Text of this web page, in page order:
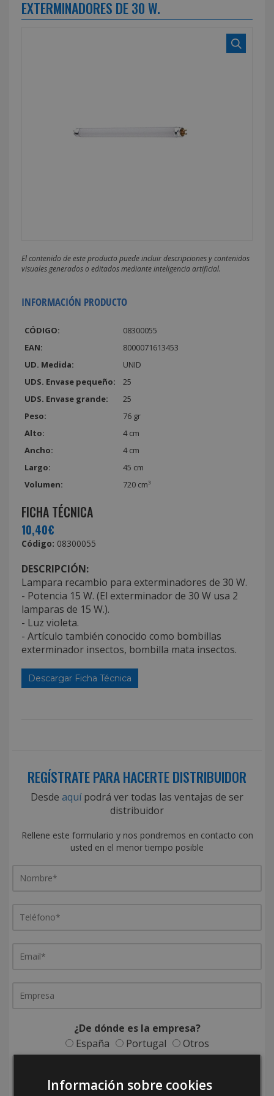
EXTERMINADORES DE 30 W.
El contenido de este producto puede incluir descripciones y contenidos
visuales generados o editados mediante inteligencia artificial.
INFORMACIÓN PRODUCTO
CÓDIGO:
08300055
EAN:
8000071613453
UD. Medida:
UNID
UDS. Envase pequeño:
25
UDS. Envase grande:
25
Peso:
76 gr
Alto:
4 cm
Ancho:
4 cm
Largo:
45 cm
Volumen:
720 cm³
FICHA TÉCNICA
10,40€
Código: 08300055
DESCRIPCIÓN:
Lampara recambio para exterminadores de 30 W.
- Potencia 15 W. (El exterminador de 30 W usa 2
lamparas de 15 W.).
- Luz violeta.
- Artículo también conocido como bombillas
exterminador insectos, bombilla mata insectos.
Descargar Ficha Técnica
REGÍSTRATE PARA HACERTE DISTRIBUIDOR
Desde aquípodrá ver todas las ventajas de ser
distribuidor
Rellene este formulario y nos pondremos en contacto con
usted en el menor tiempo posible
¿De dónde es la empresa?
España
Portugal Otros
Información sobre cookies